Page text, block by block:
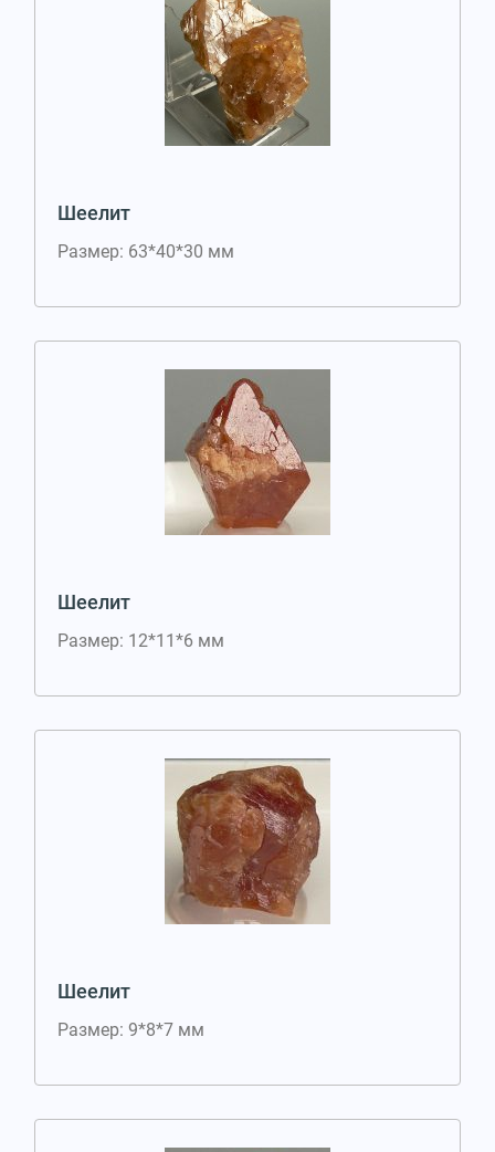
Шеелит
Размер: 63*40*30 мм
Шеелит
Размер: 12*11*6 мм
Шеелит
Размер: 9*8*7 мм